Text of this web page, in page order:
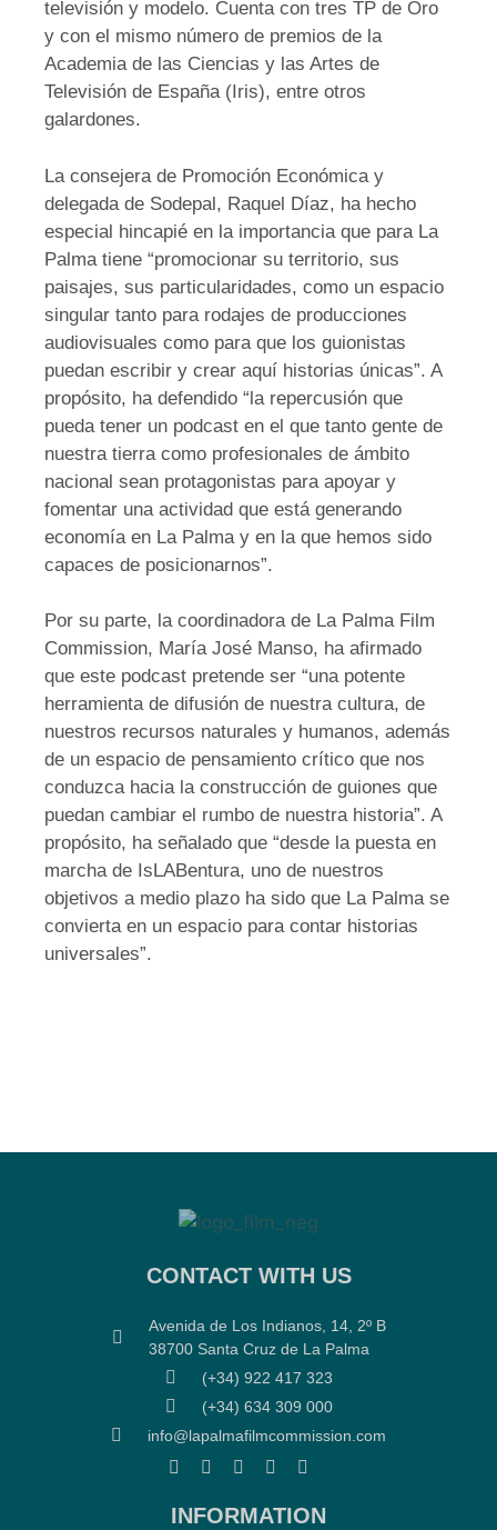
televisión y modelo. Cuenta con tres TP de Oro
y con el mismo número de premios de la
Academia de las Ciencias y las Artes de
Televisión de España (Iris), entre otros
galardones.
La consejera de Promoción Económica y
delegada de Sodepal, Raquel Díaz, ha hecho
especial hincapié en la importancia que para La
Palma tiene “promocionar su territorio, sus
paisajes, sus particularidades, como un espacio
singular tanto para rodajes de producciones
audiovisuales como para que los guionistas
puedan escribir y crear aquí historias únicas”. A
propósito, ha defendido “la repercusión que
pueda tener un podcast en el que tanto gente de
nuestra tierra como profesionales de ámbito
nacional sean protagonistas para apoyar y
fomentar una actividad que está generando
economía en La Palma y en la que hemos sido
capaces de posicionarnos”.
Por su parte, la coordinadora de La Palma Film
Commission, María José Manso, ha afirmado
que este podcast pretende ser “una potente
herramienta de difusión de nuestra cultura, de
nuestros recursos naturales y humanos, además
de un espacio de pensamiento crítico que nos
conduzca hacia la construcción de guiones que
puedan cambiar el rumbo de nuestra historia”. A
propósito, ha señalado que “desde la puesta en
marcha de IsLABentura, uno de nuestros
objetivos a medio plazo ha sido que La Palma se
convierta en un espacio para contar historias
universales”.
CONTACT WITH US
Avenida de Los Indianos, 14, 2º B
38700 Santa Cruz de La Palma
(+34) 922 417 323
(+34) 634 309 000
info@lapalmafilmcommission.com
INFORMATION